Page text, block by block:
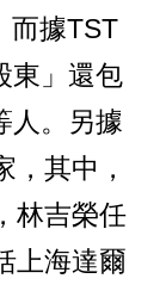
而據TST
東」還包
人。另據
其中，
林吉榮任
上海達爾